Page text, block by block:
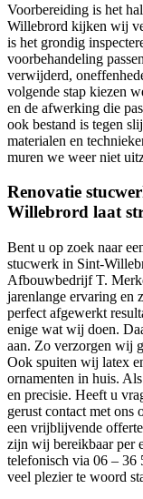
Voorbereiding is het
Willebrord kijken wij
is het grondig
voorbehandeling
verwijderd,
volgende stap kiezen
en de afwerking die
ook bestand is tegen
materialen en
muren we weer niet
Renovatie
Willebrord laat
Bent u op zoek naar
stucwerk in Sint-
Afbouwbedrijf T.
jarenlange ervaring en
perfect afgewerkt
enige wat wij doen.
aan. Zo verzorgen wij
Ook spuiten wij latex
ornamenten in huis.
en precisie. Heeft u
gerust contact met ons
een vrijblijvende
zijn wij bereikbaar per
telefonisch via 06 – 36
veel plezier te woord